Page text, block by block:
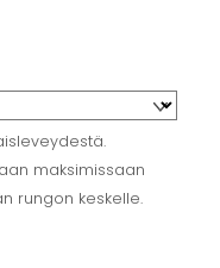
maksimissaan
rungon keskelle.